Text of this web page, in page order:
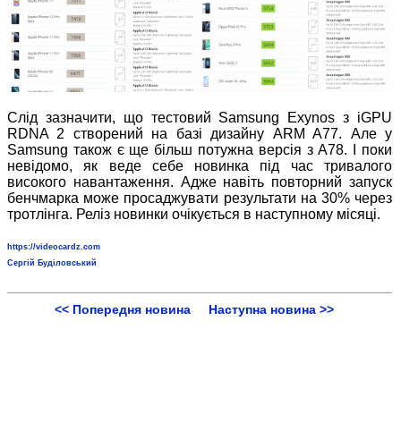
Слід зазначити, що тестовий Samsung Exynos з iGPU
RDNA 2 створений на базі дизайну ARM A77. Але у
Samsung також є ще більш потужна версія з A78. І поки
невідомо, як веде себе новинка під час тривалого
високого навантаження. Адже навіть повторний запуск
бенчмарка може просаджувати результати на 30% через
тротлінга. Реліз новинки очікується в наступному місяці.
https://videocardz.com
Сергій Буділовський
<< Попередня новина Наступна новина >>